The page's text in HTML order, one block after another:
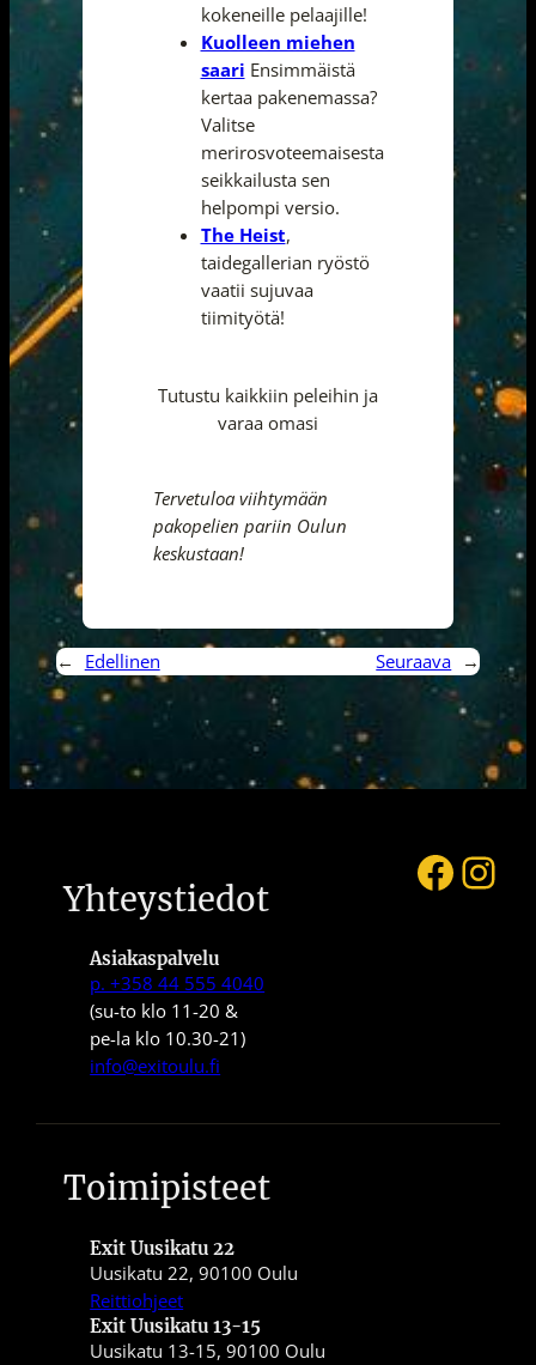
kokeneille pelaajille!
Kuolleen miehen
saari Ensimmäistä
kertaa pakenemassa?
Valitse
merirosvoteemaisesta
seikkailusta sen
helpompi versio.
The Heist,
taidegallerian ryöstö
vaatii sujuvaa
tiimityötä!
Tutustu kaikkiin peleihin ja
varaa omasi
Tervetuloa viihtymään
pakopelien pariin Oulun
keskustaan!
← Edellinen Seuraava →
Yhteystiedot
Asiakaspalvelu
p. +358 44 555 4040
(su-to klo 11-20 &
pe-la klo 10.30-21)
info@exitoulu.fi
Toimipisteet
Exit Uusikatu 22
Uusikatu 22, 90100 Oulu
Reittiohjeet
Exit Uusikatu 13-15
Uusikatu 13-15, 90100 Oulu